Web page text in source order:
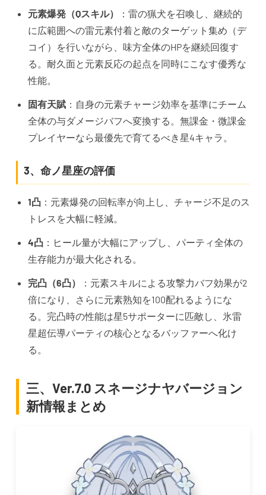
元素爆発（Qスキル）
：雷の猟犬を召喚し、継続的
に広範囲への雷元素付着と敵のターゲット集め（デ
コイ）を行いながら、味方全体のHPを継続回復す
る。耐久面と元素反応の起点を同時にこなす優秀な
性能。
固有天賦 ：自身の元素チャージ効率を基準にチーム
全体の与ダメージバフへ変換する。無課金・微課金
プレイヤーなら最優先で育てるべき星4キャラ。
3、命ノ星座の評価
1凸 ：元素爆発の回転率が向上し、チャージ不足のス
トレスを大幅に軽減。
4凸 ：ヒール量が大幅にアップし、パーティ全体の
生存能力が最大化される。
完凸（6凸）
：元素スキルによる攻撃力バフ効果が2
倍になり、さらに元素熟知を100配れるようにな
る。完凸時の性能は星5サポーターに匹敵し、氷雷
星超伝導パーティの核心となるバッファーへ化け
る。
三、Ver.7.0 スネージナヤバージョン
新情報まとめ